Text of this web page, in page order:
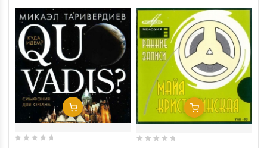
In Den Warenkorb In Den Warenkorb